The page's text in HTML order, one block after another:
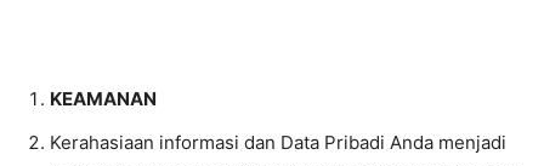
KEAMANAN
Kerahasiaan informasi dan Data Pribadi Anda menjadi